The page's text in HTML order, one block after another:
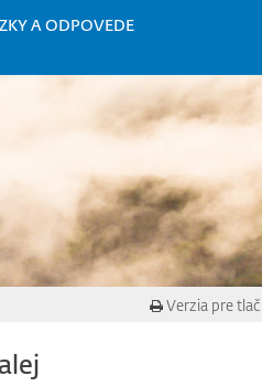
A ODPOVEDE
Verzia pre tlač